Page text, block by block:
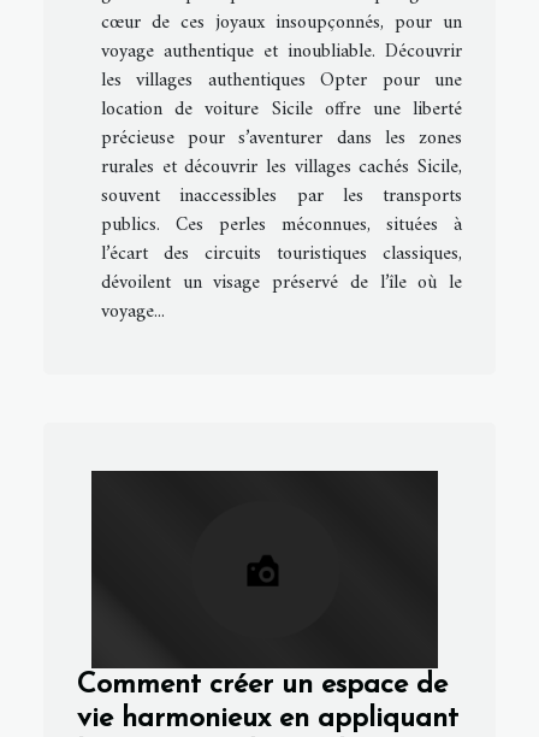
cœur de ces joyaux insoupçonnés, pour un
voyage authentique et inoubliable. Découvrir
les villages authentiques Opter pour une
location de voiture Sicile offre une liberté
précieuse pour s’aventurer dans les zones
rurales et découvrir les villages cachés Sicile,
souvent inaccessibles par les transports
publics. Ces perles méconnues, situées à
l’écart des circuits touristiques classiques,
dévoilent un visage préservé de l’île où le
voyage...
Comment créer un espace de
vie harmonieux en appliquant